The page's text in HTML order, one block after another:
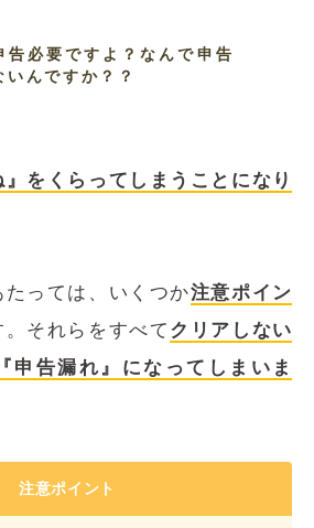
告必要ですよ？なんで申告
いんですか？？
』をくらってしまうことになり
っては、いくつか注意ポイン
。それらをすべて クリアしない
申告漏れ』になってしまいま
注意ポイント